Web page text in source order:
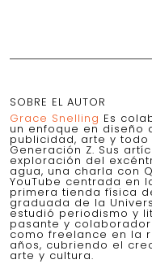
SOBRE EL AUTOR
Grace Snelling Es
un enfoque en diseño
publicidad, arte y
Generación Z. Sus
exploración del
agua, una charla con
YouTube centrada en
primera tienda física
graduada de la
estudió periodismo y
pasante y
como freelance en la
años, cubriendo el
arte y cultura.